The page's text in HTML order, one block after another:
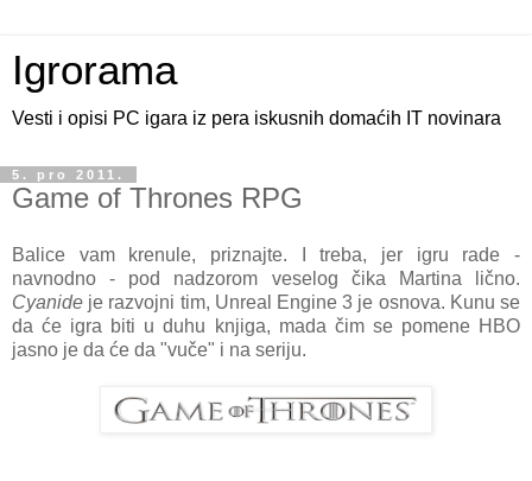
Igrorama
Vesti i opisi PC igara iz pera iskusnih domaćih IT novinara
5. pro 2011.
Game of Thrones RPG
Balice vam krenule, priznajte. I treba, jer igru rade -
navnodno - pod nadzorom veselog čika Martina lično.
Cyanide je razvojni tim, Unreal Engine 3 je osnova. Kunu se
da će igra biti u duhu knjiga, mada čim se pomene HBO
jasno je da će da "vuče" i na seriju.